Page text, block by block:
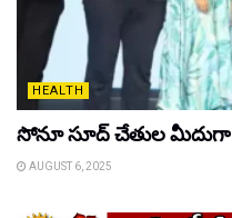
HEALTH
సోనూ సూద్ చేతుల మీదుగా
AUGUST 6, 2025